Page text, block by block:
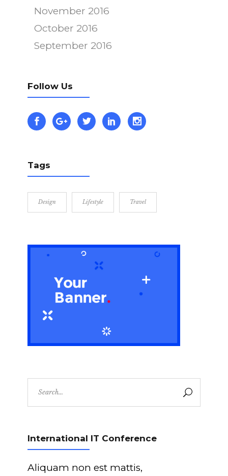
November 2016
October 2016
September 2016
Follow Us
Tags
Design Lifestyle Travel
International IT Conference
Aliquam non est mattis,